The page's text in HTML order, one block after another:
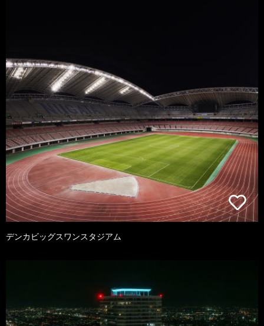
デンカビッグスワンスタジアム